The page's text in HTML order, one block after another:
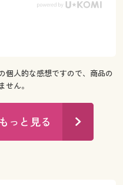
個人的な感想ですので、商品の
ん。
っと見る